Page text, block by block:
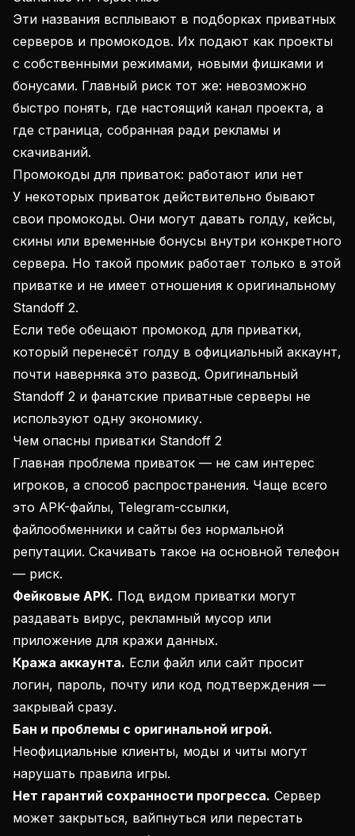
Эти названия всплывают в подборках приватных
серверов и промокодов. Их подают как проекты
с собственными режимами, новыми фишками и
бонусами. Главный риск тот же: невозможно
быстро понять, где настоящий канал проекта, а
где страница, собранная ради рекламы и
скачиваний.
Промокоды для приваток: работают или нет
У некоторых приваток действительно бывают
свои промокоды. Они могут давать голду, кейсы,
скины или временные бонусы внутри конкретного
сервера. Но такой промик работает только в этой
приватке и не имеет отношения к оригинальному
Standoff 2.
Если тебе обещают промокод для приватки,
который перенесёт голду в официальный аккаунт,
почти наверняка это развод. Оригинальный
Standoff 2 и фанатские приватные серверы не
используют одну экономику.
Чем опасны приватки Standoff 2
Главная проблема приваток — не сам интерес
игроков, а способ распространения. Чаще всего
это APK-файлы, Telegram-ссылки,
файлообменники и сайты без нормальной
репутации. Скачивать такое на основной телефон
— риск.
Фейковые APK. Под видом приватки могут
раздавать вирус, рекламный мусор или
приложение для кражи данных.
Кража аккаунта. Если файл или сайт просит
логин, пароль, почту или код подтверждения —
закрывай сразу.
Бан и проблемы с оригинальной игрой.
Неофициальные клиенты, моды и читы могут
нарушать правила игры.
Нет гарантий сохранности прогресса. Сервер
может закрыться, вайпнуться или перестать